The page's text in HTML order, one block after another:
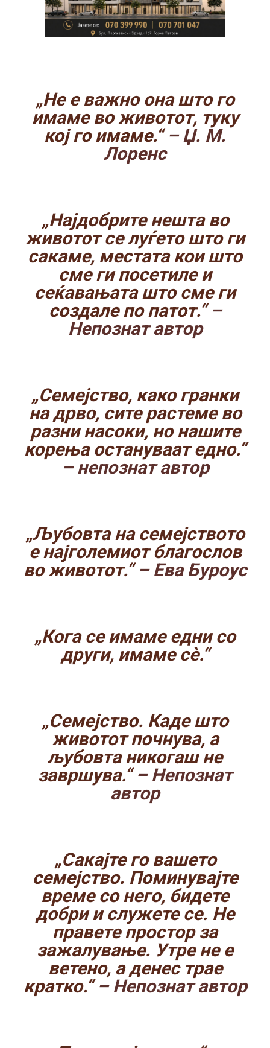
„Не е важно она што го
имаме во животот, туку
кој го имаме.“– Џ. М.
Лоренс
„Најдобрите нешта во
животот се луѓето што ги
сакаме, местата кои што
сме ги посетиле и
сеќавањата што сме ги
создале по патот.“–
Непознат автор
„Семејство, како гранки
на дрво, сите растеме во
разни насоки, но нашите
корења остануваат едно.“
– непознат автор
„Љубовта на семејството
е најголемиот благослов
во животот.“– Ева Буроус
„Кога се имаме едни со
други, имаме сè.“
„Семејство. Каде што
животот почнува, а
љубовта никогаш не
завршува.“– Непознат
автор
„Сакајте го вашето
семејство. Поминувајте
време со него, бидете
добри и служете се. Не
правете простор за
зажалување. Утре не е
ветено, а денес трае
кратко.“– Непознат автор